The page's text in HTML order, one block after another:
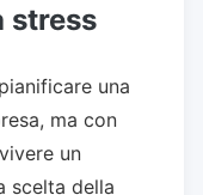
stress
una
ma con
un
scelta della